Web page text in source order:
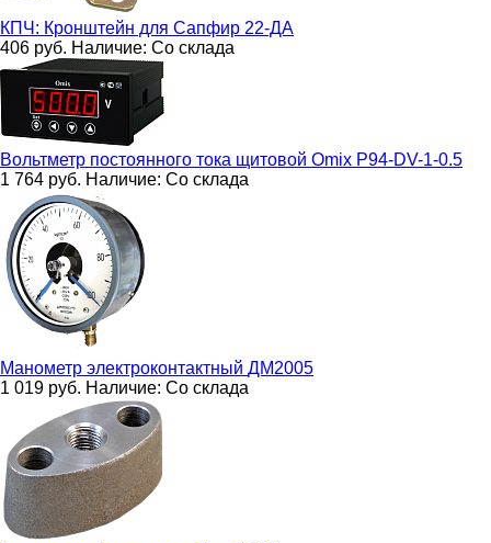
КПЧ: Кронштейн для Сапфир 22-ДА
406 руб. Наличие: Со склада
Вольтметр постоянного тока щитовой Omix P94-DV-1-0.5
1 764 руб. Наличие: Со склада
Манометр электроконтактный ДМ2005
1 019 руб. Наличие: Со склада